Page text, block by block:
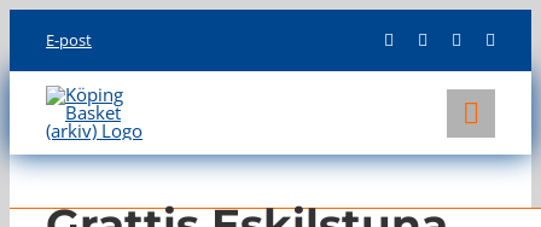
content
E-post
KLUBBEN